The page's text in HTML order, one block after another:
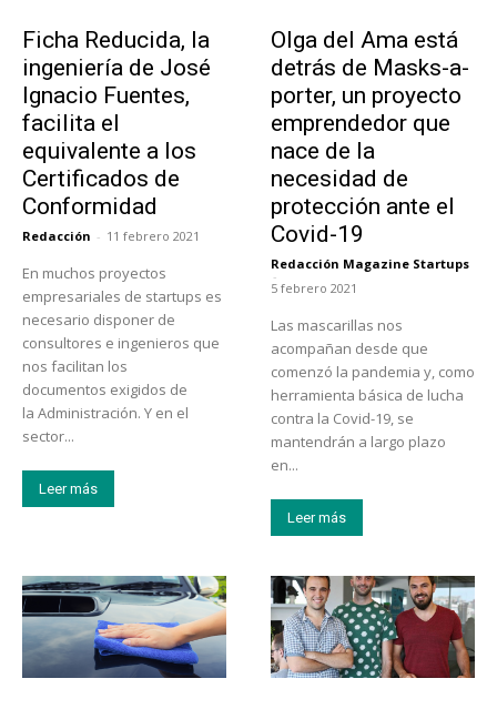
Ficha Reducida, la
ingeniería de José
Ignacio Fuentes,
facilita el
equivalente a los
Certificados de
Conformidad
Redacción - 11 febrero 2021
En muchos proyectos
empresariales de startups es
necesario disponer de
consultores e ingenieros que
nos facilitan los
documentos exigidos de
la Administración. Y en el
sector...
Leer más
Olga del Ama está
detrás de Masks-a-
porter, un proyecto
emprendedor que
nace de la
necesidad de
protección ante el
Covid-19
Redacción Magazine Startups
-
5 febrero 2021
Las mascarillas nos
acompañan desde que
comenzó la pandemia y, como
herramienta básica de lucha
contra la Covid-19, se
mantendrán a largo plazo
en...
Leer más